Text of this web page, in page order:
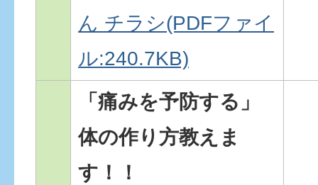
ん チラシ(PDFファイ
ル:240.7KB)
「痛みを予防する」
体の作り方教えま
す！！